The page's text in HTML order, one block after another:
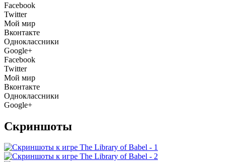
Facebook
Twitter
Мой мир
Вконтакте
Одноклассники
Google+
Facebook
Twitter
Мой мир
Вконтакте
Одноклассники
Google+
Скриншоты